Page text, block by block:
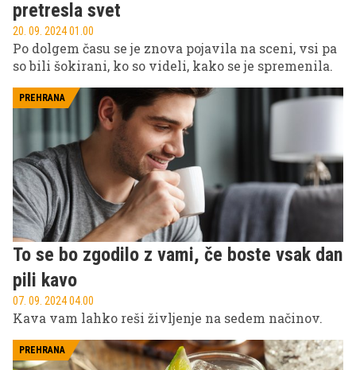
pretresla svet
20. 09. 2024 01.00
Po dolgem času se je znova pojavila na sceni, vsi pa
so bili šokirani, ko so videli, kako se je spremenila.
PREHRANA
To se bo zgodilo z vami, če boste vsak dan
pili kavo
07. 09. 2024 04.00
Kava vam lahko reši življenje na sedem načinov.
PREHRANA